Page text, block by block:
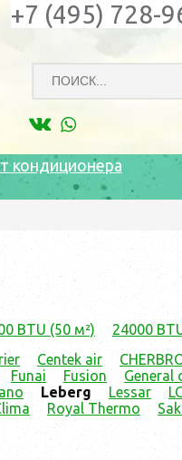
+7 (495) 728-
кондиционера
BTU (50 м²)
24000
Centek air
Funai Fusion General
Leberg Lessar
Royal Thermo